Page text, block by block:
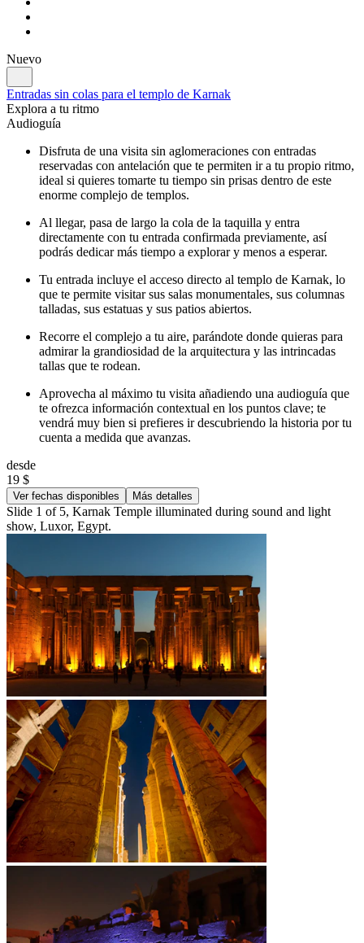
Nuevo
Entradas sin colas para el templo de Karnak
Explora a tu ritmo
Audioguía
Disfruta de una visita sin aglomeraciones con entradas
reservadas con antelación que te permiten ir a tu propio ritmo,
ideal si quieres tomarte tu tiempo sin prisas dentro de este
enorme complejo de templos.
Al llegar, pasa de largo la cola de la taquilla y entra
directamente con tu entrada confirmada previamente, así
podrás dedicar más tiempo a explorar y menos a esperar.
Tu entrada incluye el acceso directo al templo de Karnak, lo
que te permite visitar sus salas monumentales, sus columnas
talladas, sus estatuas y sus patios abiertos.
Recorre el complejo a tu aire, parándote donde quieras para
admirar la grandiosidad de la arquitectura y las intrincadas
tallas que te rodean.
Aprovecha al máximo tu visita añadiendo una audioguía que
te ofrezca información contextual en los puntos clave; te
vendrá muy bien si prefieres ir descubriendo la historia por tu
cuenta a medida que avanzas.
desde
19 $
Ver fechas disponibles Más detalles
Slide 1 of 5, Karnak Temple illuminated during sound and light
show, Luxor, Egypt.